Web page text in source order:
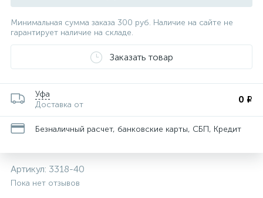
Минимальная сумма заказа 300 руб. Наличие на сайте не
гарантирует наличие на складе.
Заказать товар
Уфа
Доставка от
0 ₽
Безналичный расчет, банковские карты, СБП, Кредит
Артикул: 3318-40
Пока нет отзывов